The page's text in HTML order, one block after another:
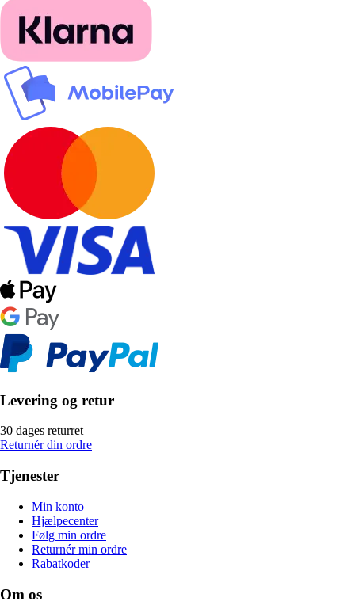
Levering og retur
30 dages returret
Returnér din ordre
Tjenester
Min konto
Hjælpecenter
Følg min ordre
Returnér min ordre
Rabatkoder
Om os